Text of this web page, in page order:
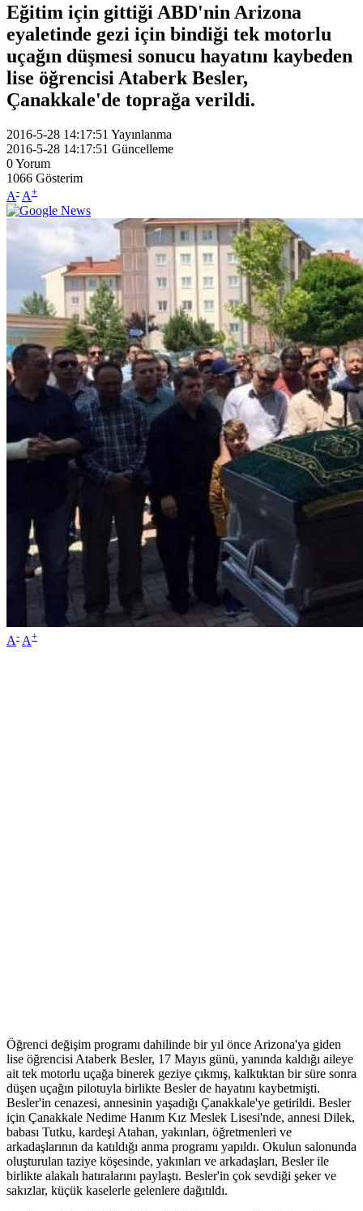
Eğitim için gittiği ABD'nin Arizona
eyaletinde gezi için bindiği tek motorlu
uçağın düşmesi sonucu hayatını kaybeden
lise öğrencisi Ataberk Besler,
Çanakkale'de toprağa verildi.
2016-5-28 14:17:51 Yayınlanma
2016-5-28 14:17:51 Güncelleme
0Yorum
1066 Gösterim
A- A+
A- A+
Öğrenci değişim programı dahilinde bir yıl önce Arizona'ya giden
lise öğrencisi Ataberk Besler, 17 Mayıs günü, yanında kaldığı aileye
ait tek motorlu uçağa binerek geziye çıkmış, kalktıktan bir süre sonra
düşen uçağın pilotuyla birlikte Besler de hayatını kaybetmişti.
Besler'in cenazesi, annesinin yaşadığı Çanakkale'ye getirildi. Besler
için Çanakkale Nedime Hanım Kız Meslek Lisesi'nde, annesi Dilek,
babası Tutku, kardeşi Atahan, yakınları, öğretmenleri ve
arkadaşlarının da katıldığı anma programı yapıldı. Okulun salonunda
oluşturulan taziye köşesinde, yakınları ve arkadaşları, Besler ile
birlikte alakalı hatıralarını paylaştı. Besler'in çok sevdiği şeker ve
sakızlar, küçük kaselerle gelenlere dağıtıldı.